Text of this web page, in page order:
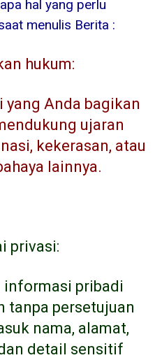
hal yang perlu
menulis Berita :
hukum:
Anda bagikan
ujaran
kekerasan, atau
lainnya.
privasi:
pribadi
tanpa persetujuan
nama, alamat,
detail sensitif